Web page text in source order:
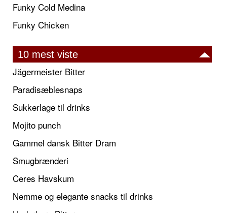
Funky Cold Medina
Funky Chicken
10 mest viste
Jägermeister Bitter
Paradisæblesnaps
Sukkerlage til drinks
Mojito punch
Gammel dansk Bitter Dram
Smugbrænderi
Ceres Havskum
Nemme og elegante snacks til drinks